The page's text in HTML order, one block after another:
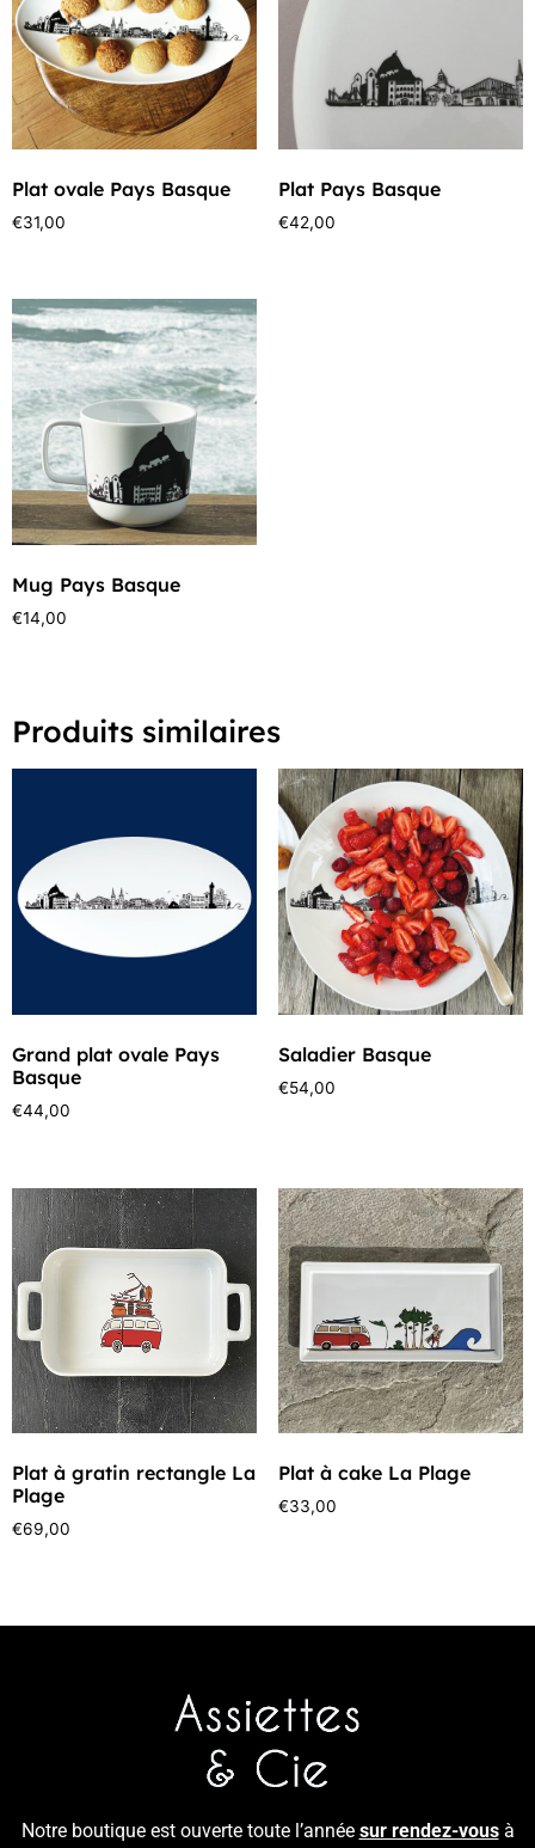
Plat ovale Pays Basque
€31,00
Plat Pays Basque
€42,00
Mug Pays Basque
€14,00
Produits similaires
Grand plat ovale Pays
Basque
€44,00
Saladier Basque
€54,00
Plat à gratin rectangle La
Plage
€69,00
Plat à cake La Plage
€33,00
Notre boutique est ouverte toute l’année sur rendez-vousà